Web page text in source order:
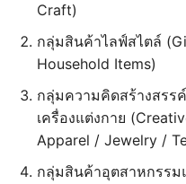
Craft)
กลุ่มสินค้าไลฟ์สไตล์
Household Items)
กลุ่มความคิดสร้างสร
เครื่องแต่งกาย
Apparel / Jewelry /
กลุ่มสินค้าอุตสาหกรรม